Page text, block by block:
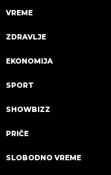
VREME
ZDRAVLJE
EKONOMIJA
SPORT
SHOWBIZZ
PRIČE
SLOBODNO VREME